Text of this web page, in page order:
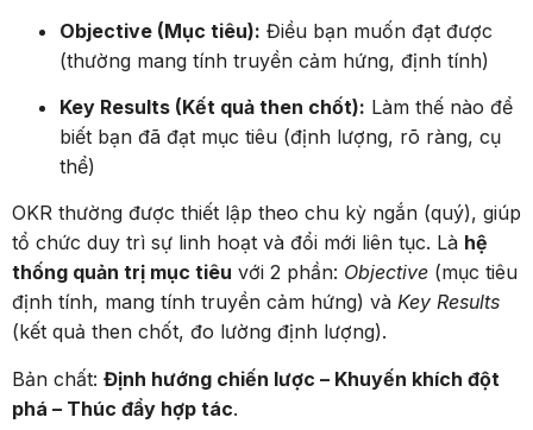
Objective (Mục tiêu): Điều bạn muốn đạt được
(thường mang tính truyền cảm hứng, định tính)
Key Results (Kết quả then chốt): Làm thế nào để
biết bạn đã đạt mục tiêu (định lượng, rõ ràng, cụ
thể)
OKR thường được thiết lập theo chu kỳ ngắn (quý), giúp
tổ chức duy trì sự linh hoạt và đổi mới liên tục. Là hệ
thống quản trị mục tiêu với 2 phần: Objective (mục tiêu
định tính, mang tính truyền cảm hứng) và Key Results
(kết quả then chốt, đo lường định lượng).
Bản chất: Định hướng chiến lược – Khuyến khích đột
phá – Thúc đẩy hợp tác.